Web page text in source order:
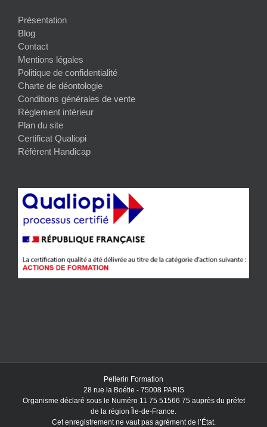
Présentation
Blog
Contact
Mentions légales
Politique de confidentialité
Charte de déontologie
Conditions générales de vente
Règlement intérieur
Plan du site
Certificat Qualiopi
Référent Handicap
Pellerin Formation
28 rue la Boétie - 75008 PARIS
Organisme déclaré sous le Numéro 11 75 51566 75 auprès du préfet
de la région Île-de-France.
Cet enregistrement ne vaut pas agrément de l’État.